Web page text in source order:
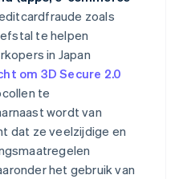
zoals
te helpen
in Japan
om 3D Secure 2.0
te
wordt van
dat ze veelzijdige en
het gebruik van